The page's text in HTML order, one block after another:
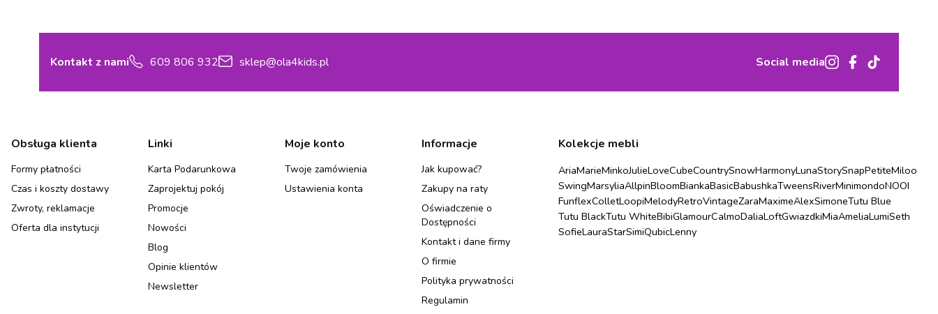
Kontakt z nami 609 806 932 sklep@ola4kids.pl Social media
Linki w stopce
Obsługa klienta
Formy płatności
Czas i koszty dostawy
Zwroty, reklamacje
Oferta dla instytucji
Linki
Karta Podarunkowa
Zaprojektuj pokój
Promocje
Nowości
Blog
Opinie klientów
Newsletter
Moje konto
Twoje zamówienia
Ustawienia konta
Informacje
Jak kupować?
Zakupy na raty
Oświadczenie o
Dostępności
Kontakt i dane firmy
O firmie
Polityka prywatności
Regulamin
Kolekcje mebli
AriaMarieMinkoJulieLoveCubeCountrySnowHarmonyLunaStorySnapPetiteMiloo
SwingMarsyliaAllpinBloomBiankaBasicBabushkaTweensRiverMinimondoNOOI
FunflexColletLoopiMelodyRetroVintageZaraMaximeAlexSimoneTutu Blue
Tutu BlackTutu WhiteBibiGlamourCalmoDaliaLoftGwiazdkiMiaAmeliaLumiSeth
SofieLauraStarSimiQubicLenny